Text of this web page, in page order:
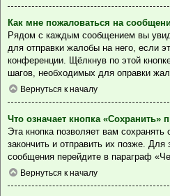
Как мне пожаловаться на
Рядом с каждым сообщением вы
для отправки жалобы на него, если
конференции. Щёлкнув по этой
шагов, необходимых для оправки
Вернуться к началу
Что означает кнопка «Сохранить»
Эта кнопка позволяет вам
закончить и отправить их позже. Для
сообщения перейдите в параграф
Вернуться к началу